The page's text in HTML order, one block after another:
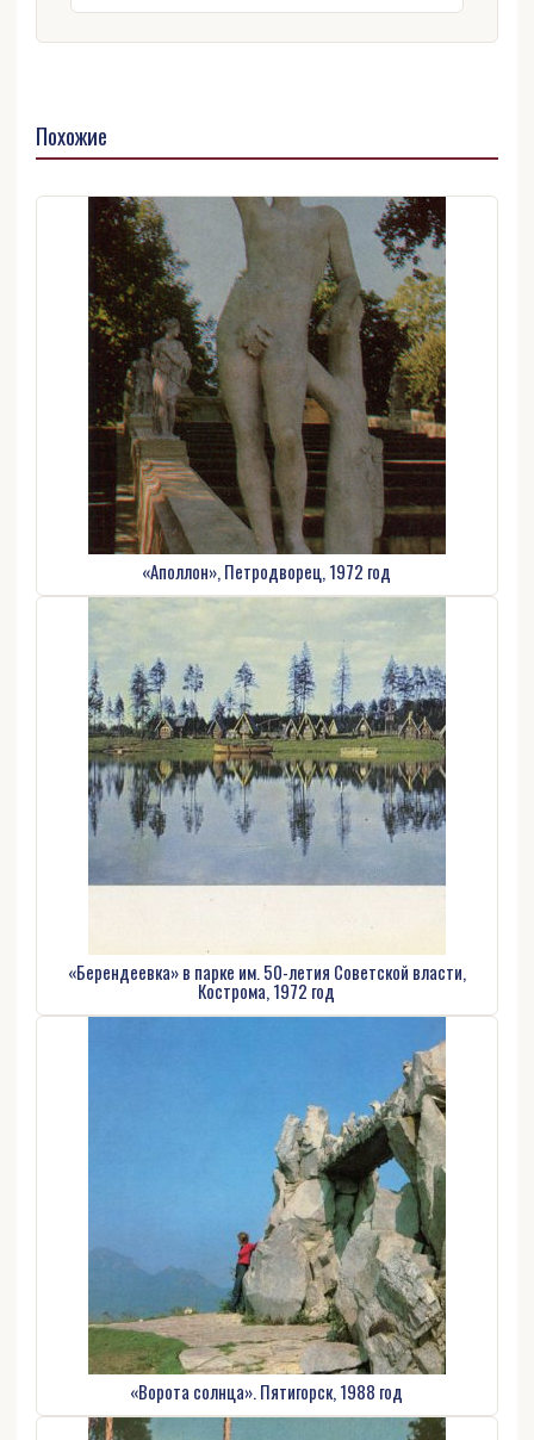
Похожие
«Аполлон», Петродворец, 1972 год
«Берендеевка» в парке им. 50-летия Советской власти,
Кострома, 1972 год
«Ворота солнца». Пятигорск, 1988 год